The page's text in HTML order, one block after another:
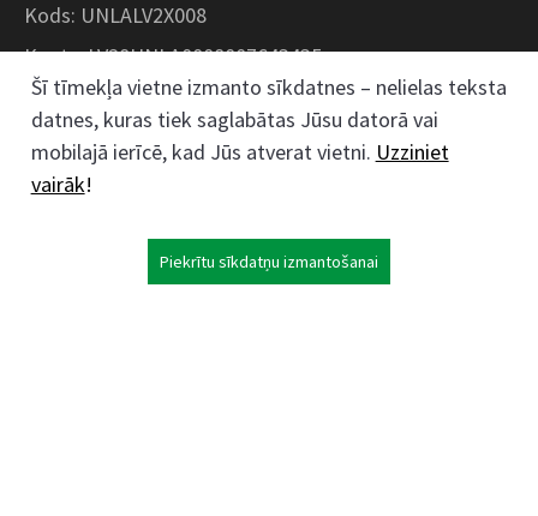
Kods: UNLALV2X008
Konts: LV28UNLA0008007643435
Kokaudzētavas iela 1, Zaļenieki, Zaļenieku
pagasts, Jelgavas novads, LV- 3011, Latvija
Šī tīmekļa vietne izmanto sīkdatnes – nelielas teksta
datnes, kuras tiek saglabātas Jūsu datorā vai
mobilajā ierīcē, kad Jūs atverat vietni. Uzziniet
vairāk!
Piekrītu sīkdatņu izmantošanai